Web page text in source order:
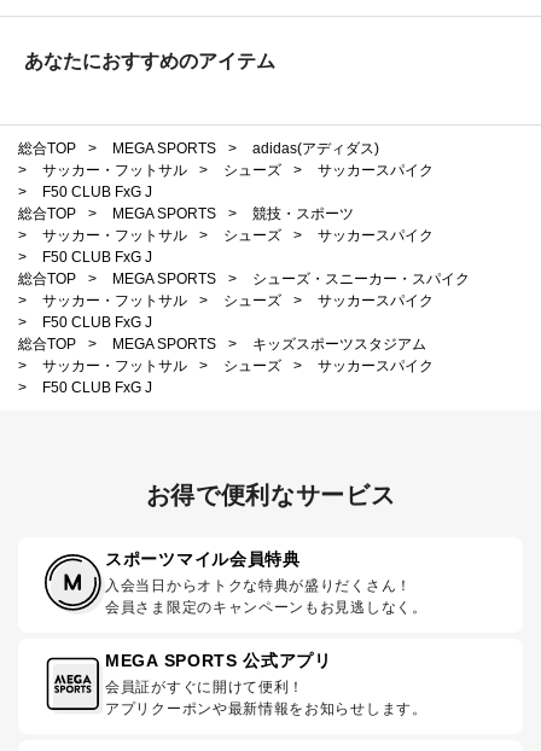
あなたにおすすめのアイテム
総合TOP > MEGA SPORTS >
adidas(アディダス)
>
サッカー・フットサル > シューズ >
サッカースパイク
>
F50 CLUB FxG J
総合TOP
> MEGA SPORTS >
競技・スポーツ
>
サッカー・フットサル > シューズ >
サッカースパイク
>
F50 CLUB FxG J
総合TOP
> MEGA SPORTS >
シューズ・スニーカー・スパイク
>
サッカー・フットサル > シューズ >
サッカースパイク
>
F50 CLUB FxG J
総合TOP
> MEGA SPORTS >
キッズスポーツスタジアム
>
サッカー・フットサル > シューズ >
サッカースパイク
>
F50 CLUB FxG J
お得で便利なサービス
スポーツマイル会員特典
入会当日からオトクな特典が盛りだくさん！
会員さま限定のキャンペーンもお見逃しなく。
MEGA SPORTS 公式アプリ
会員証がすぐに開けて便利！
アプリクーポンや最新情報をお知らせします。